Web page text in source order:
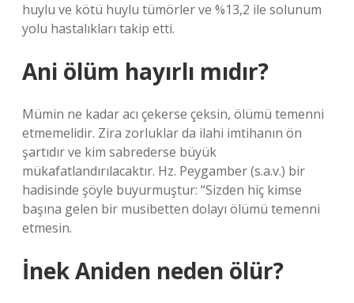
huylu ve kötü huylu tümörler ve %13,2 ile solunum
yolu hastalıkları takip etti.
Ani ölüm hayırlı mıdır?
Mümin ne kadar acı çekerse çeksin, ölümü temenni
etmemelidir. Zira zorluklar da ilahi imtihanın ön
şartıdır ve kim sabrederse büyük
mükafatlandırılacaktır. Hz. Peygamber (s.a.v.) bir
hadisinde şöyle buyurmuştur: “Sizden hiç kimse
başına gelen bir musibetten dolayı ölümü temenni
etmesin.
İnek Aniden neden ölür?